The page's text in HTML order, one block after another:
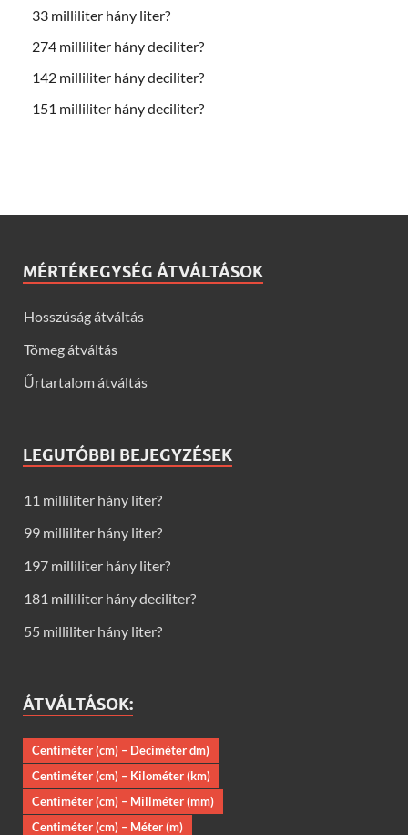
33 milliliter hány liter?
274 milliliter hány deciliter?
142 milliliter hány deciliter?
151 milliliter hány deciliter?
MÉRTÉKEGYSÉG ÁTVÁLTÁSOK
Hosszúság átváltás
Tömeg átváltás
Űrtartalom átváltás
LEGUTÓBBI BEJEGYZÉSEK
11 milliliter hány liter?
99 milliliter hány liter?
197 milliliter hány liter?
181 milliliter hány deciliter?
55 milliliter hány liter?
ÁTVÁLTÁSOK:
Centiméter (cm) – Deciméter dm)
Centiméter (cm) – Kilométer (km)
Centiméter (cm) – Millméter (mm)
Centiméter (cm) – Méter (m)